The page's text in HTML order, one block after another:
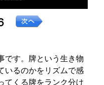
す。牌という生き物
いるのかをリズムで感
てくる牌をランク分け